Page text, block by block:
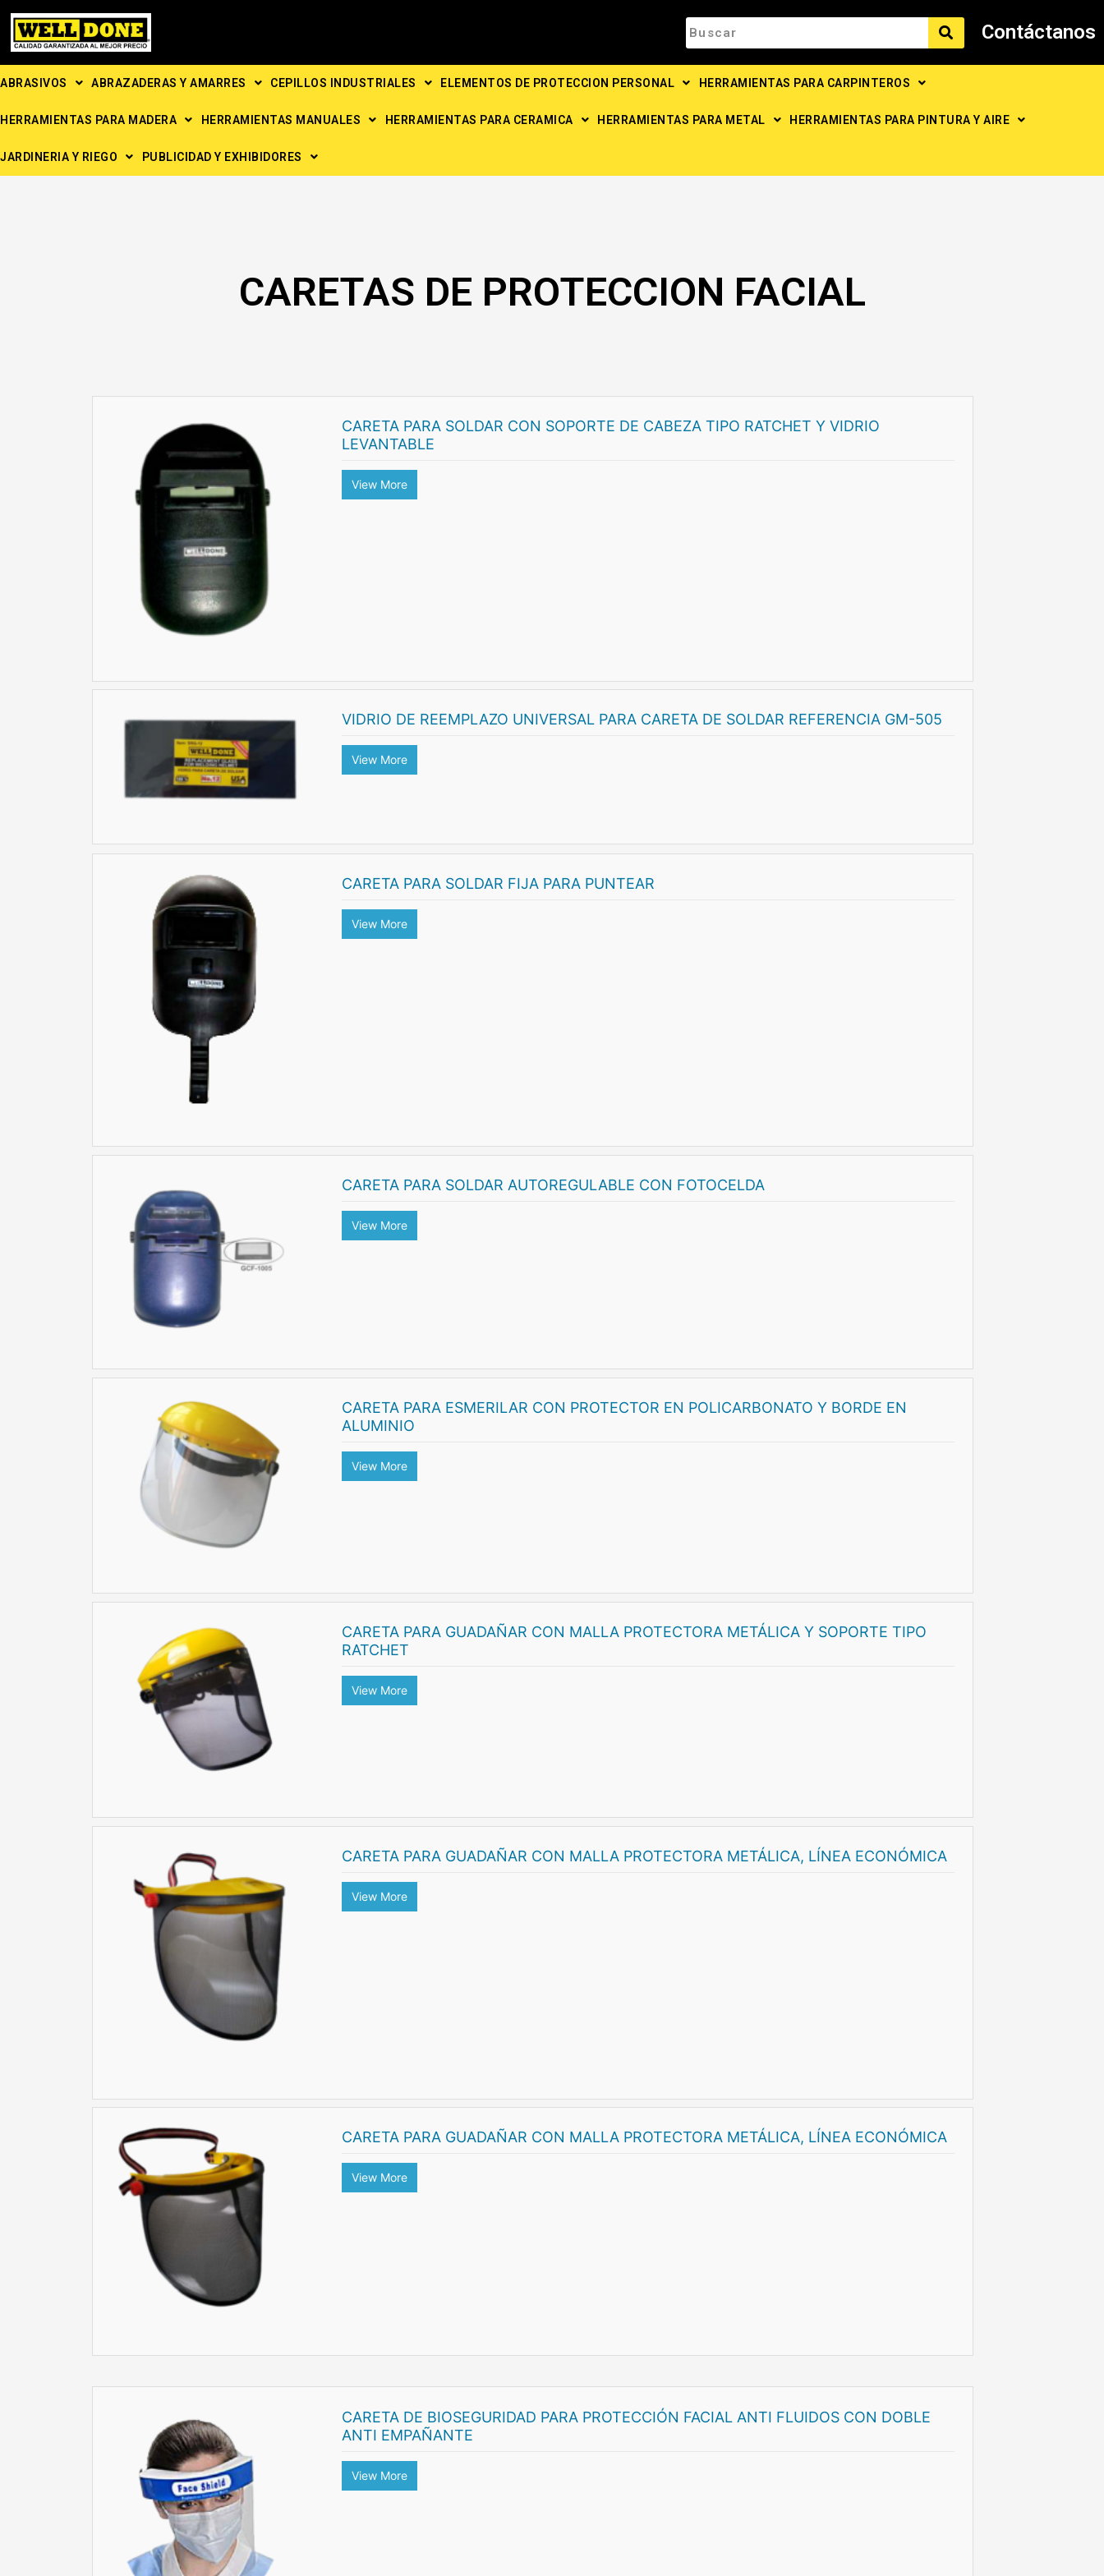
contenido
Contáctanos
ABRASIVOS ABRAZADERAS Y AMARRES CEPILLOS INDUSTRIALES ELEMENTOS DE PROTECCION PERSONAL HERRAMIENTAS PARA CARPINTEROS
HERRAMIENTAS PARA MADERA HERRAMIENTAS MANUALES HERRAMIENTAS PARA CERAMICA HERRAMIENTAS PARA METAL HERRAMIENTAS PARA PINTURA Y AIRE
JARDINERIA Y RIEGO PUBLICIDAD Y EXHIBIDORES
CARETAS DE PROTECCION FACIAL
CARETA PARA SOLDAR CON SOPORTE DE CABEZA TIPO RATCHET Y VIDRIO
LEVANTABLE
View More
VIDRIO DE REEMPLAZO UNIVERSAL PARA CARETA DE SOLDAR REFERENCIA GM-505
View More
CARETA PARA SOLDAR FIJA PARA PUNTEAR
View More
CARETA PARA SOLDAR AUTOREGULABLE CON FOTOCELDA
View More
CARETA PARA ESMERILAR CON PROTECTOR EN POLICARBONATO Y BORDE EN
ALUMINIO
View More
CARETA PARA GUADAÑAR CON MALLA PROTECTORA METÁLICA Y SOPORTE TIPO
RATCHET
View More
CARETA PARA GUADAÑAR CON MALLA PROTECTORA METÁLICA, LÍNEA ECONÓMICA
View More
CARETA PARA GUADAÑAR CON MALLA PROTECTORA METÁLICA, LÍNEA ECONÓMICA
View More
CARETA DE BIOSEGURIDAD PARA PROTECCIÓN FACIAL ANTI FLUIDOS CON DOBLE
ANTI EMPAÑANTE
View More